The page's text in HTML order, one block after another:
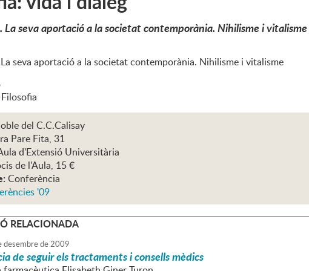
La seva aportació a la societat contemporània. Nihilisme i vitalisme
seva aportació a la societat contemporània. Nihilisme i vitalisme
del C.C.Calisay
Pare Fita, 31
d'Extensió Universitària
de l'Aula, 15 €
Conferència
'09
RELACIONADA
desembrede2009
de seguir els tractaments i consells mèdics